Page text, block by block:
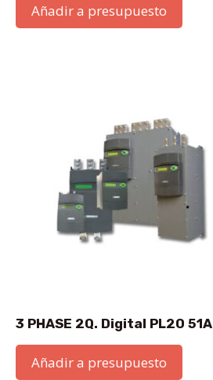
Añadir a presupuesto
3 PHASE 2Q. Digital PL20 51A
Añadir a presupuesto